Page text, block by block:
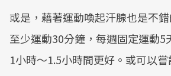
或是，藉著運動喚起汗腺也是不
至少運動30分鐘，每週固定運動5
1小時～1.5小時間更好。或可以